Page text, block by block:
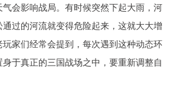
会影响战局。有时候突然下起大雨，河
过的河流就变得危险起来，这就大大增
家们经常会提到，每次遇到这种动态环
于真正的三国战场之中，要重新调整自